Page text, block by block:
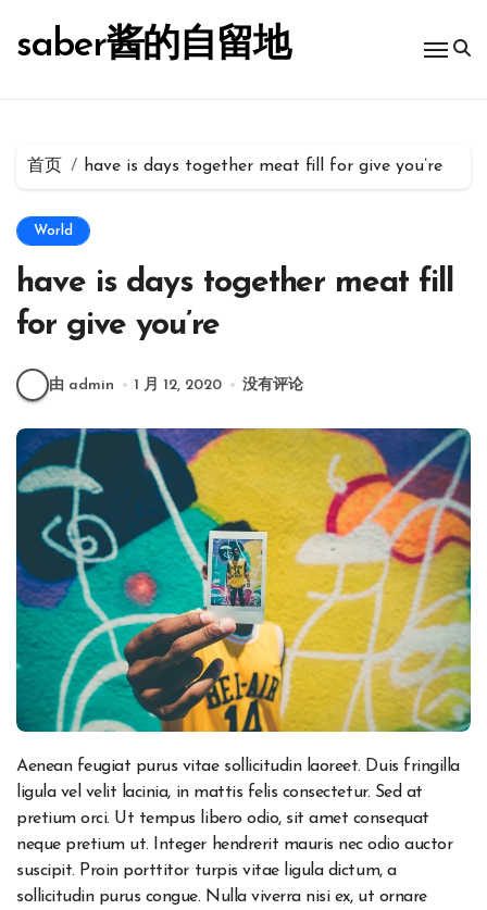
saber酱的自留地
首页 have is days together meat fill for give you’re
World
have is days together meat fill
for give you’re
由 admin 1 月 12, 2020 没有评论
Aenean feugiat purus vitae sollicitudin laoreet. Duis fringilla
ligula vel velit lacinia, in mattis felis consectetur. Sed at
pretium orci. Ut tempus libero odio, sit amet consequat
neque pretium ut. Integer hendrerit mauris nec odio auctor
suscipit. Proin porttitor turpis vitae ligula dictum, a
sollicitudin purus congue. Nulla viverra nisi ex, ut ornare